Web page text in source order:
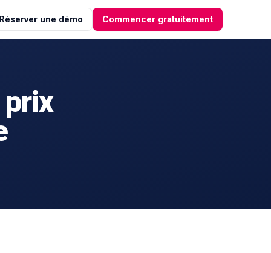
une démo Commencer gratuitement